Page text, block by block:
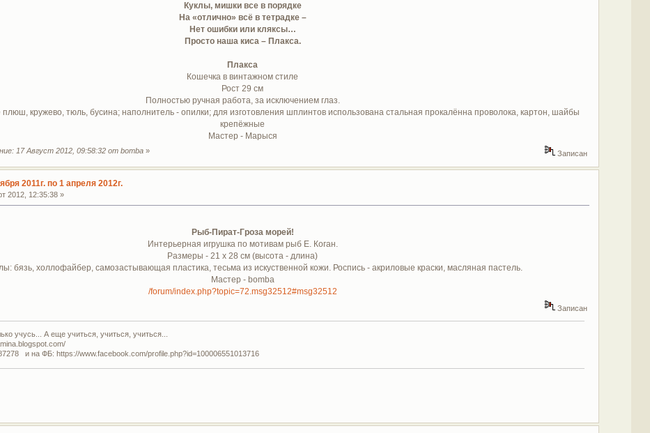
Куклы, мишки все в порядке
На «отлично» всё в тетрадке –
Нет ошибки или кляксы…
Просто наша киса – Плакса.
Плакса
Кошечка в винтажном стиле
Рост 29 см
Полностью ручная работа, за исключением глаз.
кружево, тюль, бусина; наполнитель - опилки; для изготовления шплинтов использована стальная прокалённа проволока, картон, шайбы
крепёжные
Мастер - Марыся
17 Август 2012, 09:58:32 от bomba» Записан
2011г. по 1 апреля 2012г.
2012, 12:35:38 »
Рыб-Пират-Гроза морей!
Интерьерная игрушка по мотивам рыб Е. Коган.
Размеры - 21 х 28 см (высота - длина)
бязь, холлофайбер, самозастывающая пластика, тесьма из искуственной кожи. Роспись - акриловые краски, масляная пастель.
Мастер - bomba
/forum/index.php?topic=72.msg32512#msg32512
Записан
учусь... А еще учиться, учиться, учиться...
и на ФБ: https://www.facebook.com/profile.php?id=100006551013716